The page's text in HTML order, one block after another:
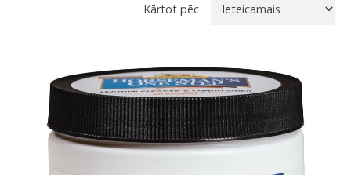
Kārtot pēc